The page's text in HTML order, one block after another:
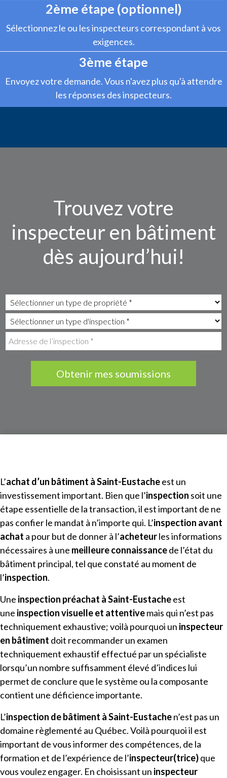
2ème étape (optionnel)
Sélectionnez le ou les inspecteurs correspondant à vos
exigences.
3ème étape
Envoyez votre demande. Vous n'avez plus qu'à attendre
les réponses des inspecteurs.
Trouvez votre
inspecteur en bâtiment
dès aujourd’hui!
Obtenir mes soumissions
L’achat d’un bâtiment àSaint-Eustacheest un
investissement important. Bien que l’inspection soit une
étape essentielle de la transaction, il est important de ne
pas confier le mandat à n’importe qui. L’inspection avant
achat a pour but de donner à l’acheteurles informations
nécessaires à une meilleure connaissancede l’état du
bâtiment principal, tel que constaté au moment de
l’inspection.
Une inspection préachat àSaint-Eustacheest
une inspection visuelle et attentivemais qui n’est pas
techniquement exhaustive; voilà pourquoi un inspecteur
en bâtiment doit recommander un examen
techniquement exhaustif effectué par un spécialiste
lorsqu’un nombre suffisamment élevé d’indices lui
permet de conclure que le système ou la composante
contient une déficience importante.
L’inspection de bâtiment àSaint-Eustachen’est pas un
domaine règlementé au Québec. Voilà pourquoi il est
important de vous informer des compétences, de la
formation et de l’expérience de l’inspecteur(trice)que
vous voulez engager. En choisissant un inspecteur